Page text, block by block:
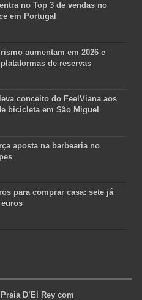
no Top 3 de vendas no
em Portugal
aumentam em 2026 e
de reservas
conceito do FeelViana aos
bicicleta em São Miguel
aposta na barbearia no
para comprar casa: sete já
D’El Rey com